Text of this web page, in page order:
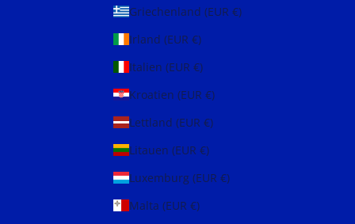
Griechenland (EUR €)
Irland (EUR €)
Italien (EUR €)
Kroatien (EUR €)
Lettland (EUR €)
Litauen (EUR €)
Luxemburg (EUR €)
Malta (EUR €)